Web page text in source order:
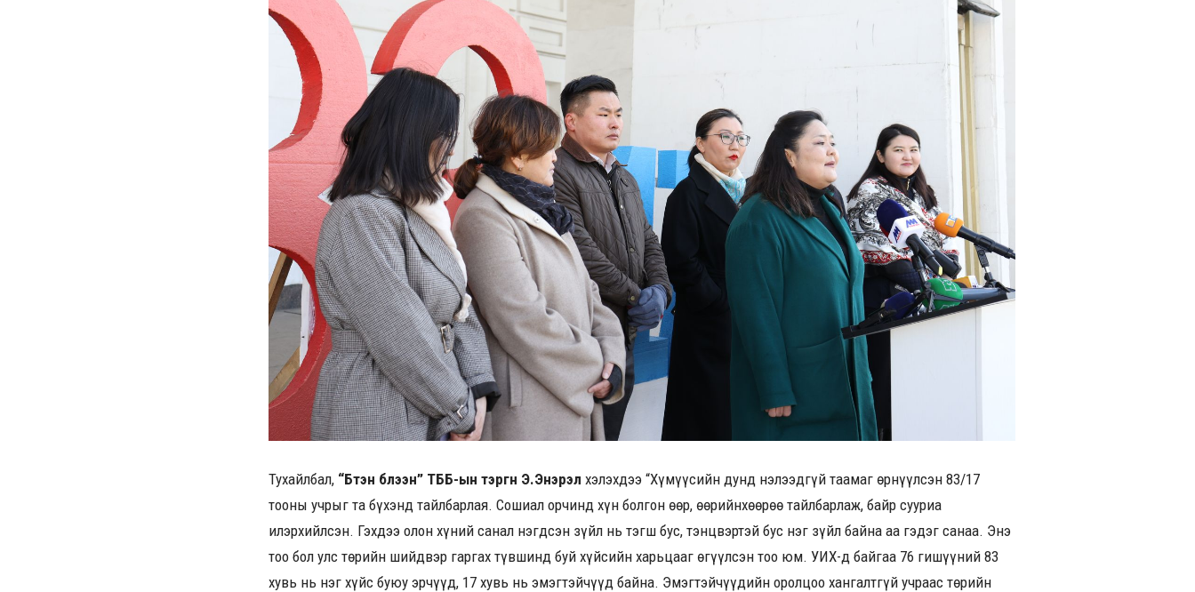
Тухайлбал, “Бүтэн бүлээн” ТББ-ын тэргүүн Э.Энэрэл хэлэхдээ “Хүмүүсийн дунд нэлээдгүй таамаг өрнүүлсэн 83/17
тооны учрыг та бүхэнд тайлбарлая. Сошиал орчинд хүн болгон өөр, өөрийнхөөрөө тайлбарлаж, байр сууриа
илэрхийлсэн. Гэхдээ олон хүний санал нэгдсэн зүйл нь тэгш бус, тэнцвэртэй бус нэг зүйл байна аа гэдэг санаа. Энэ
тоо бол улс төрийн шийдвэр гаргах түвшинд буй хүйсийн харьцааг өгүүлсэн тоо юм. УИХ-д байгаа 76 гишүүний 83
хувь нь нэг хүйс буюу эрчүүд, 17 хувь нь эмэгтэйчүүд байна. Эмэгтэйчүүдийн оролцоо хангалтгүй учраас төрийн